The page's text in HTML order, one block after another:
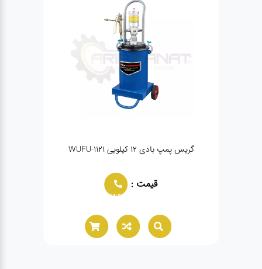
گریس پمپ بادی ۱۲ کیلویی WUFU-1121
قیمت :
02166021944